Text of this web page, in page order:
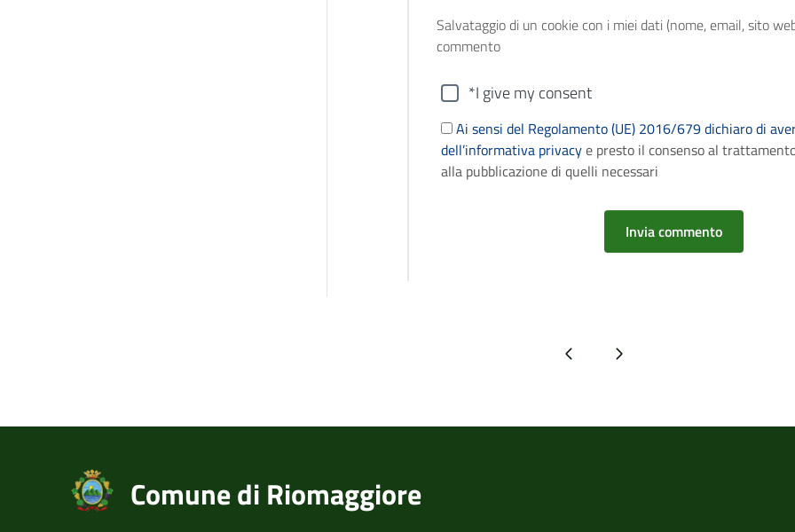
Salvataggio di un cookie con i miei dati (nome, email, sito
commento
*I give my consent
Ai sensi del Regolamento (UE) 2016/679 dichiaro di
dell’informativa privacye presto il consenso al
alla pubblicazione di quelli necessari
Pagina precedentePagina successiva
Comune di Riomaggiore